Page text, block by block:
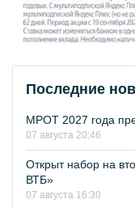
Последние
МРОТ 2027 года
07 августа 20:46
Открыт набор на
ВТБ»
07 августа 16:30